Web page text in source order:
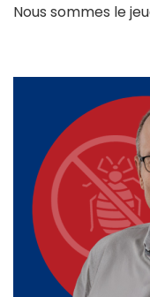
Nous sommes le